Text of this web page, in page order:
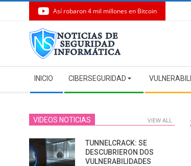
Así robaron 4 mil millones en Bitcoin
Navigation
Menu
INICIO CIBERSEGURIDAD
VIDEOS NOTICIAS VIEW ALL
TUNNELCRACK: SE
DESCUBRIERON DOS
VULNERABILIDADES